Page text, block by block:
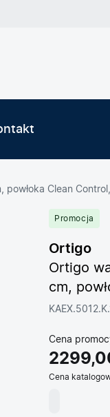
Clean
Promocja
Ortigo
Ortigo
cm,
Cena
Cena